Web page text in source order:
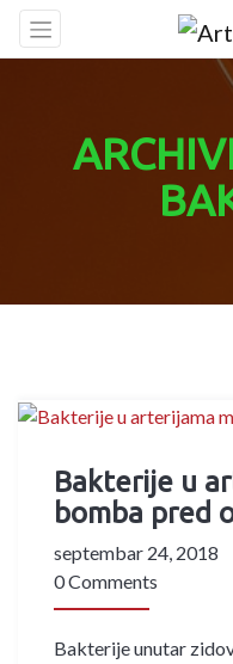
Skip
Bakterije u
bomba pred
septembar 24, 2018
0 Comments
Bakterije unutar